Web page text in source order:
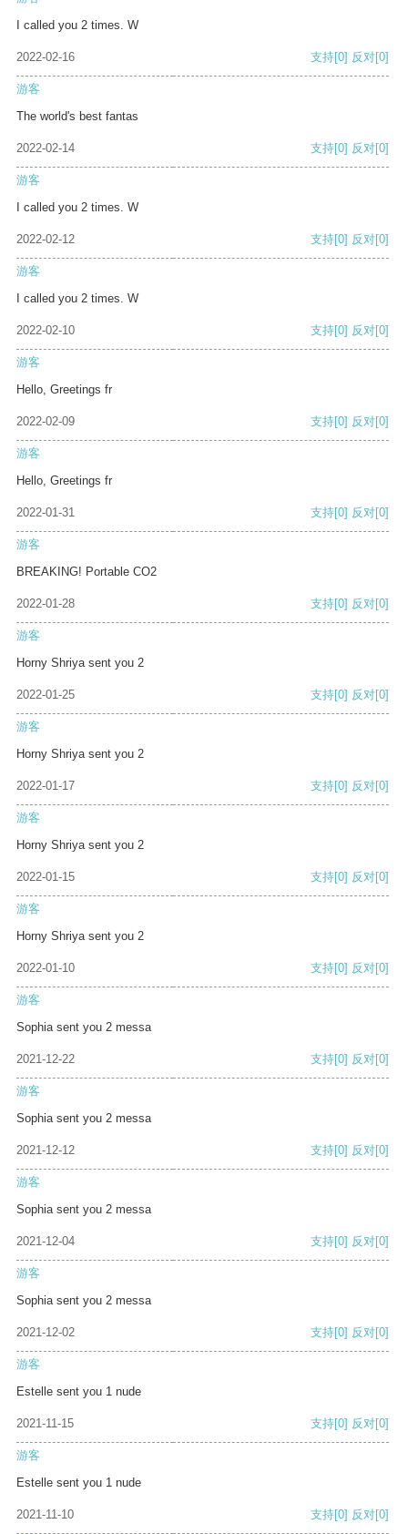
I called you 2 times. W
2022-02-16 支持[0] 反对[0]
游客
The world's best fantas
2022-02-14 支持[0] 反对[0]
游客
I called you 2 times. W
2022-02-12 支持[0] 反对[0]
游客
I called you 2 times. W
2022-02-10 支持[0] 反对[0]
游客
Hello, Greetings fr
2022-02-09 支持[0] 反对[0]
游客
Hello, Greetings fr
2022-01-31 支持[0] 反对[0]
游客
BREAKING! Portable CO2
2022-01-28 支持[0] 反对[0]
游客
Horny Shriya sent you 2
2022-01-25 支持[0] 反对[0]
游客
Horny Shriya sent you 2
2022-01-17 支持[0] 反对[0]
游客
Horny Shriya sent you 2
2022-01-15 支持[0] 反对[0]
游客
Horny Shriya sent you 2
2022-01-10 支持[0] 反对[0]
游客
Sophia sent you 2 messa
2021-12-22 支持[0] 反对[0]
游客
Sophia sent you 2 messa
2021-12-12 支持[0] 反对[0]
游客
Sophia sent you 2 messa
2021-12-04 支持[0] 反对[0]
游客
Sophia sent you 2 messa
2021-12-02 支持[0] 反对[0]
游客
Estelle sent you 1 nude
2021-11-15 支持[0] 反对[0]
游客
Estelle sent you 1 nude
2021-11-10 支持[0] 反对[0]